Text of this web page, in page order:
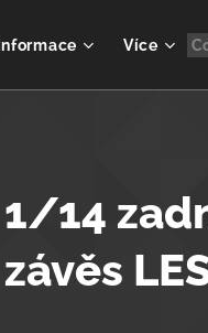
Informace Více
1/14
závěs